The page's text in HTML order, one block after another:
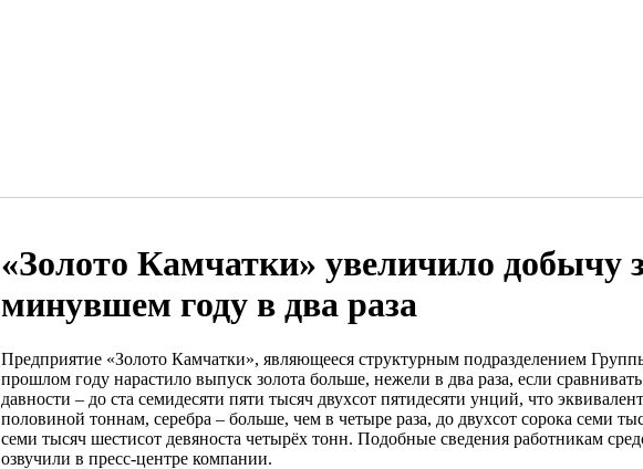
«Золото Камчатки» увеличило добычу
минувшем году в два раза
Предприятие «Золото Камчатки», являющееся структурным подразделением
прошлом году нарастило выпуск золота больше, нежели в два раза, если
давности – до ста семидесяти пяти тысяч двухсот пятидесяти унций, что
половиной тоннам, серебра – больше, чем в четыре раза, до двухсот сорока семи
семи тысяч шестисот девяноста четырёх тонн. Подобные сведения работникам
озвучили в пресс-центре компании.